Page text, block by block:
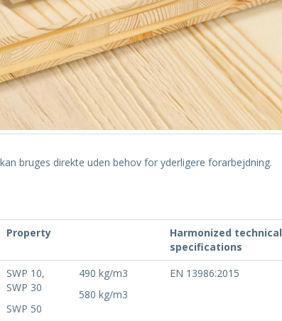
bruges direkte uden behov for yderligere forarbejdning.
Property
Harmonized technical
specifications
SWP 10,
SWP 30
SWP 50
490 kg/m3
580 kg/m3
EN 13986:2015